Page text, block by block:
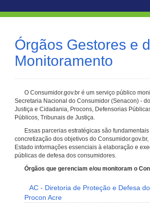
Órgãos Gestores e
Monitoramento
O Consumidor.gov.br é um serviço público
Secretaria Nacional do Consumidor (Senacon) -
Justiça e Cidadania, Procons, Defensorias
Públicos, Tribunais de Justiça.
Essas parcerias estratégicas são
concretização dos objetivos do
Estado informações essenciais à elaboração e
públicas de defesa dos consumidores.
Órgãos que gerenciam e/ou monitoram o
AC - Diretoria de Proteção e Defesa
Procon Acre